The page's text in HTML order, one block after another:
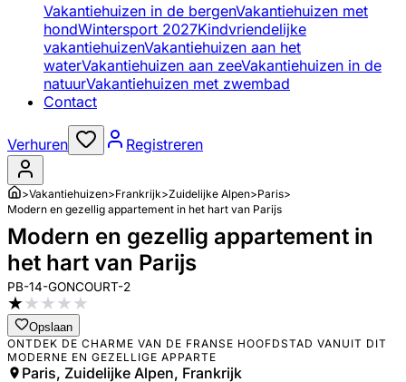
Vakantiehuizen in de bergenVakantiehuizen met
hondWintersport 2027Kindvriendelijke
vakantiehuizenVakantiehuizen aan het
waterVakantiehuizen aan zeeVakantiehuizen in de
natuurVakantiehuizen met zwembad
Contact
Verhuren Registreren
>Vakantiehuizen>Frankrijk>Zuidelijke Alpen>Paris>
Modern en gezellig appartement in het hart van Parijs
Modern en gezellig appartement in
het hart van Parijs
PB-14-GONCOURT-2
★★★★★
Opslaan
ONTDEK DE CHARME VAN DE FRANSE HOOFDSTAD VANUIT DIT
MODERNE EN GEZELLIGE APPARTE
Paris, Zuidelijke Alpen, Frankrijk